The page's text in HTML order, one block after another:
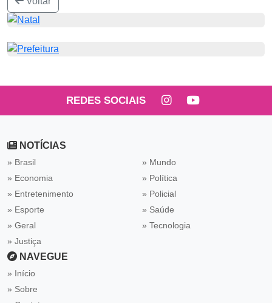
REDES SOCIAIS
NOTÍCIAS
» Brasil
» Economia
» Entretenimento
» Esporte
» Geral
» Justiça
» Mundo
» Política
» Policial
» Saúde
» Tecnologia
NAVEGUE
Início
Sobre